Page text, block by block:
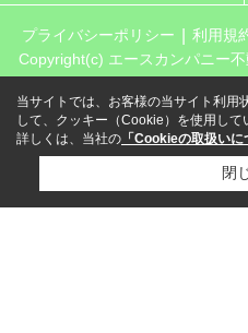
プライバシーポリシー 利用規
Copyright(c) エースカンパニー
当サイトでは、お客様の当サイト利用
して、クッキー（Cookie）を使用して
詳しくは、当社の 「Cookieの取扱いに
閉